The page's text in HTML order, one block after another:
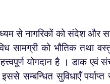
से नागरिकों को संदेश और
सामग्री को भौतिक
योगदान है । डाक एवं
सम्बन्धित सुविधाएँ